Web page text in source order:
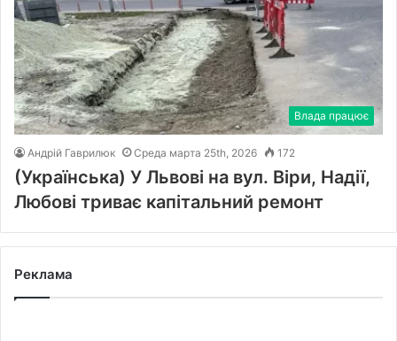
Влада працює
Андрій Гаврилюк Среда марта 25th, 2026 172
(Українська) У Львові на вул. Віри, Надії,
Любові триває капітальний ремонт
Реклама